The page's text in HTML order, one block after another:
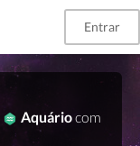
Entrar
Aquáriocom